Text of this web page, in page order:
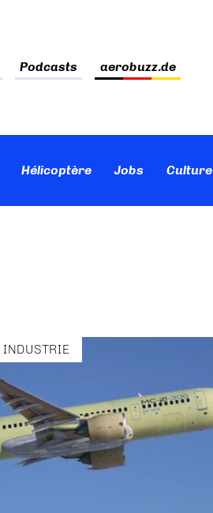
Podcasts aerobuzz.de
Hélicoptère Jobs
INDUSTRIE